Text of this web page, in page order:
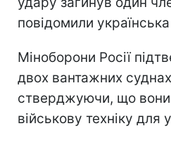
повідомили
Міноборони Росії
двох вантажних
стверджуючи, що вони
військову техніку для